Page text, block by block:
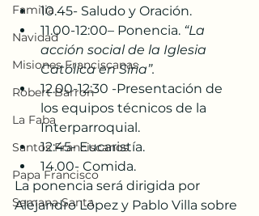
Familia
Navidad
Misiones Franciscanas
Robert Barron
La Faba
Santos Franciscanos
Papa Francisco
Semana Santa
10.45- Saludo y Oración.
11.00-12:00– Ponencia. “La
acción social de la Iglesia
Católica en Siria”.
12.00-12:30 -Presentación de
los equipos técnicos de la
Interparroquial.
12:45- Eucaristía.
14.00- Comida.
La ponencia será dirigida por
Alejandro López y Pablo Villa sobre